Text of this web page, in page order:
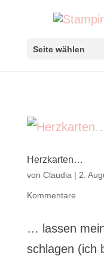
Seite wählen
Herzkarten…
von Claudia | 2.
Kommentare
… lassen
schlagen (ich